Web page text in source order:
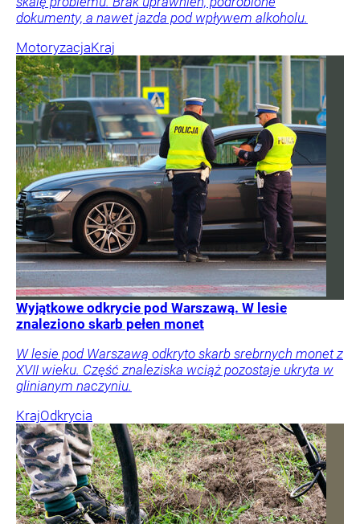
dokumenty, a nawet jazda pod wpływem alkoholu.
MotoryzacjaKraj
Wyjątkowe odkrycie pod Warszawą. W lesie
znaleziono skarb pełen monet
W lesie pod Warszawą odkryto skarb srebrnych monet z
XVII wieku. Część znaleziska wciąż pozostaje ukryta w
glinianym naczyniu.
KrajOdkrycia